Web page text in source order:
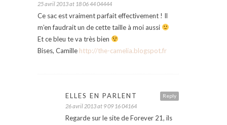
25 avril 2013 at 18 06 44 04444
Ce sac est vraiment parfait effectivement ! Il
m’en faudrait un de cette taille à moi aussi
Et ce bleu te va très bien
Bises, Camille http://the-camelia.blogspot.fr
Reply
ELLES EN PARLENT
26 avril 2013 at 9 09 16 04164
Regarde sur le site de Forever 21, ils